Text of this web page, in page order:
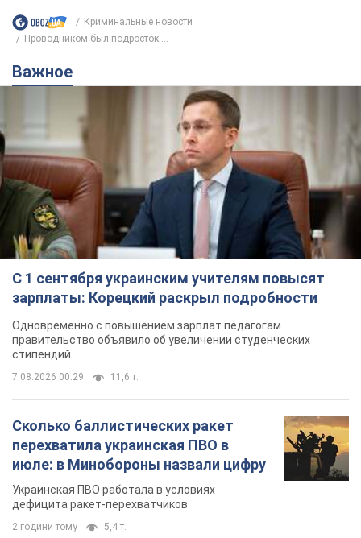
Криминальные новости
Проводником был подросток:...
Важное
С 1 сентября украинским учителям повысят
зарплаты: Корецкий раскрыл подробности
Одновременно с повышением зарплат педагогам
правительство объявило об увеличении студенческих
стипендий
7.08.2026 00:29 11,6 т.
Сколько баллистических ракет
перехватила украинская ПВО в
июле: в Минобороны назвали цифру
Украинская ПВО работала в условиях
дефицита ракет-перехватчиков
2 години тому 5,4 т.